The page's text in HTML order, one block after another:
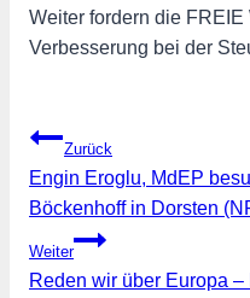
Weiter fordern die
Verbesserung bei der
Beitragsnavigation
Zurück
Engin Eroglu, MdEP
Böckenhoff in Dorsten
Weiter
Reden wir über Europa